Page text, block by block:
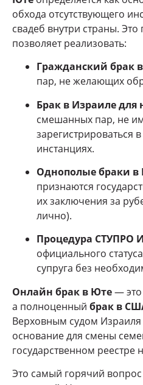
обхода отсутствующего
свадеб внутри страны.
позволяет реализовать:
Гражданский брак
пар, не желающих
Брак в Израиле для
смешанных пар, не
зарегистрироваться
инстанциях.
Однополые браки в
признаются
их заключения за
лично).
Процедура СТУПРО
официального
супруга без
Онлайн брак в Юте— это
а полноценный брак в
Верховным судом
основание для смены
государственном реестре
Это самый горячий